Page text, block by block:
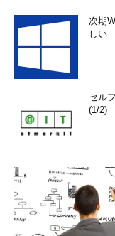
次期
しい
セル
(1/2)